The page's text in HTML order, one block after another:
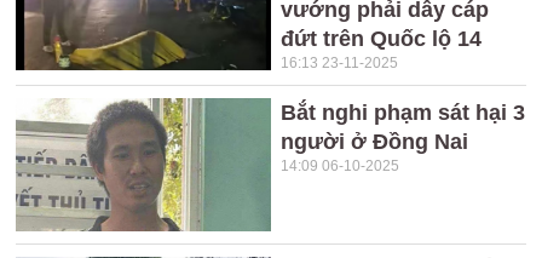
vướng phải dây cáp
đứt trên Quốc lộ 14
16:13 23-11-2025
Bắt nghi phạm sát hại 3
người ở Đồng Nai
14:09 06-10-2025